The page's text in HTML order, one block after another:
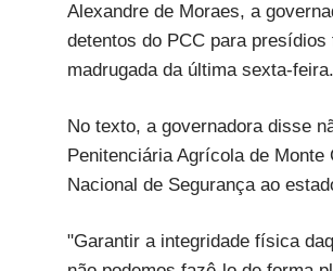
Alexandre de Moraes, a
detentos do PCC para
madrugada da última sexta-feira.
No texto, a governadora disse
Penitenciária Agrícola de
Nacional de Segurança ao
"Garantir a integridade física